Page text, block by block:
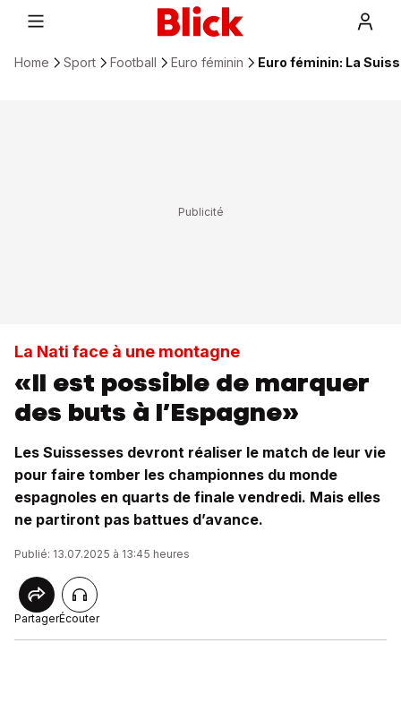
Home Sport Football Euro féminin Euro féminin: La
La Nati face à une montagne
«Il est possible de marquer
des buts à l’Espagne»
Les Suissesses devront réaliser le match de leur vie
pour faire tomber les championnes du monde
espagnoles en quarts de finale vendredi. Mais elles
ne partiront pas battues d’avance.
Publié: 13.07.2025 à 13:45 heures
PartagerÉcouter